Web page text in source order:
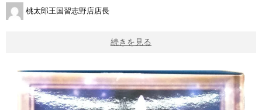
桃太郎王国習志野店店長
続きを見る